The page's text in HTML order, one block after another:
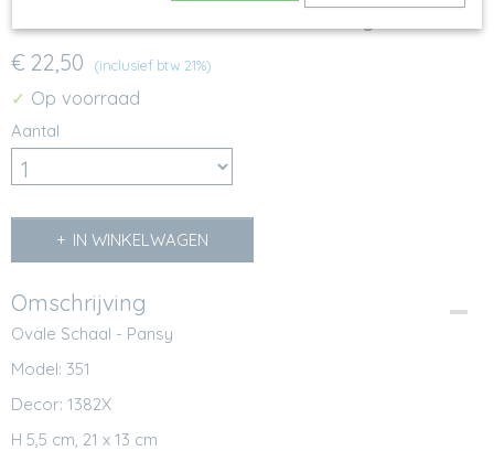
351 - Ovale schaal - 1382 - Pansy
€ 22,50 (inclusief btw 21%)
✓ Op voorraad
Aantal
IN WINKELWAGEN
Omschrijving
Ovale Schaal - Pansy
Model: 351
Decor: 1382X
H 5,5 cm, 21 x 13 cm